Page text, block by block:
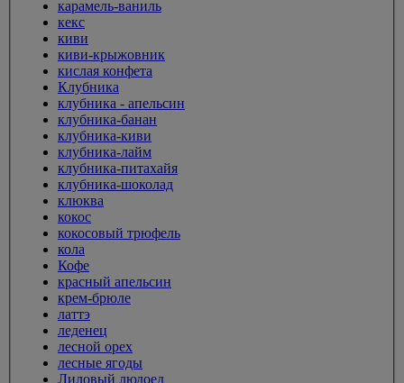
карамель-ваниль
кекс
киви
киви-крыжовник
кислая конфета
Клубника
клубника - апельсин
клубника-банан
клубника-киви
клубника-лайм
клубника-питахайя
клубника-шоколад
клюква
кокос
кокосовый трюфель
кола
Кофе
красный апельсин
крем-брюле
латтэ
леденец
лесной орех
лесные ягоды
Лиловый людоед